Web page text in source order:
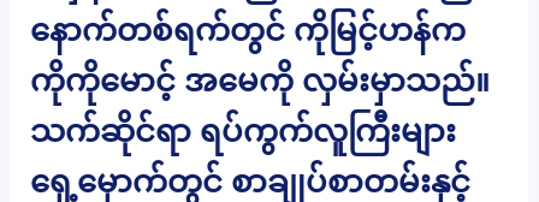
နောက်တစ်ရက်တွင် ကိုမြင့်ဟန်က
ကိုကိုမောင့် အမေကို လှမ်းမှာသည်။
သက်ဆိုင်ရာ ရပ်ကွက်လူကြီးများ
ရှေ့မှောက်တွင် စာချုပ်စာတမ်းနှင့်